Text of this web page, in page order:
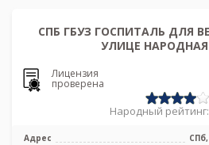
СПБ ГБУЗ ГОСПИТАЛЬ ДЛЯ
УЛИЦЕ
Лицензия
проверена
Народный рейтинг:
Адрес